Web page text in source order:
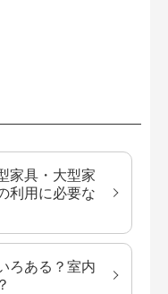
家具・大型家
利用に必要な
ろある？室内